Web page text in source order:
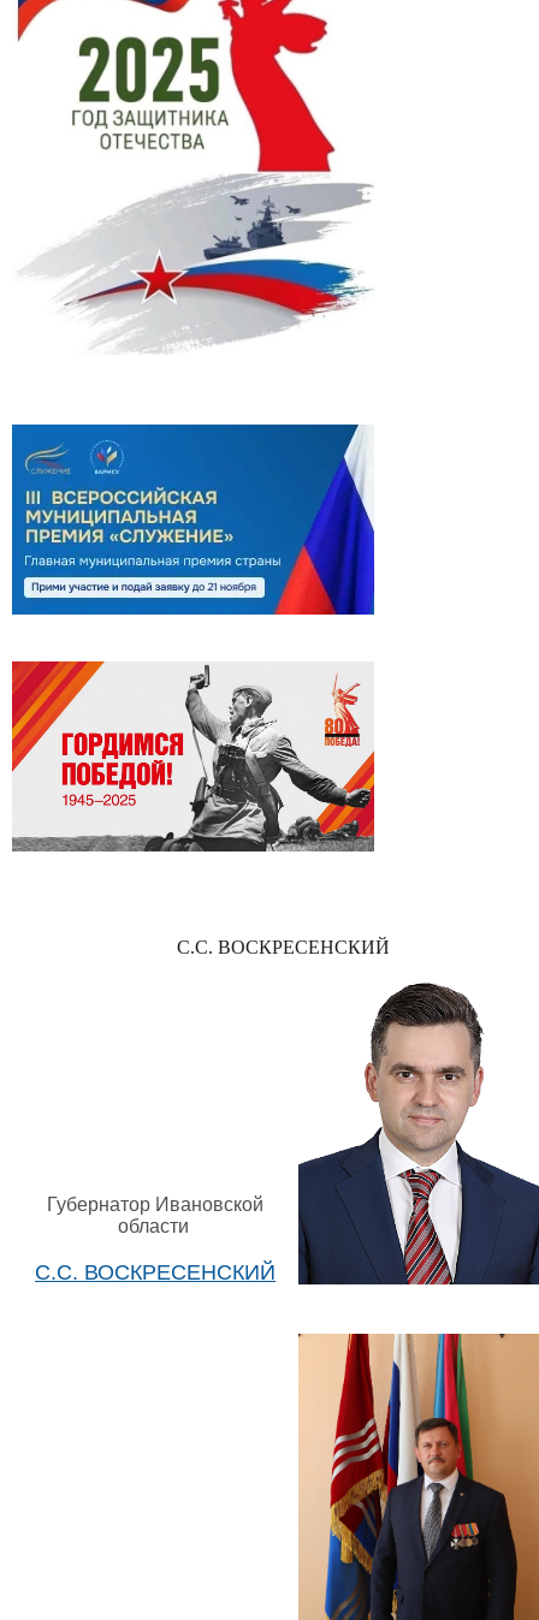
С.С. ВОСКРЕСЕНСКИЙ
Губернатор Ивановской
области
С.С. ВОСКРЕСЕНСКИЙ